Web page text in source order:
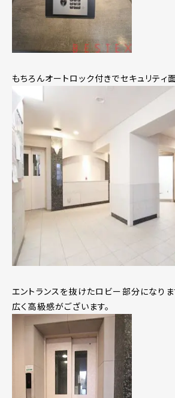
もちろんオートロック付きでセキュリティ
エントランスを抜けたロビー部分になりま
広く高級感がございます。